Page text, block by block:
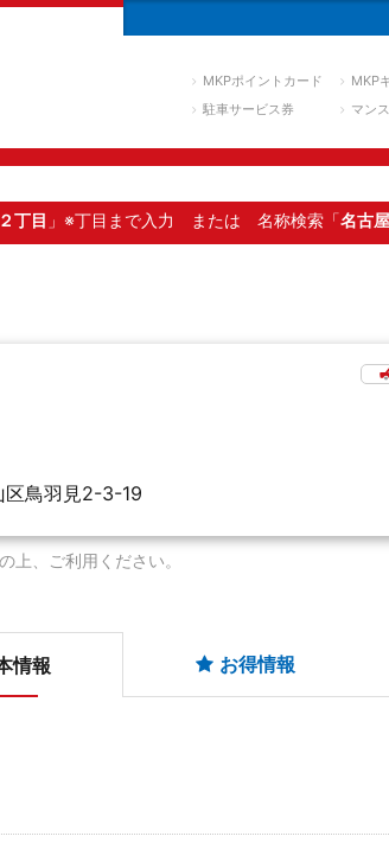
MKPポイントカード
MKP
駐車サービス券
マン
丁目 」※丁目まで入力 または 名称検索「名古
区鳥羽見2-3-19
上、ご利用ください。
情報 お得情報